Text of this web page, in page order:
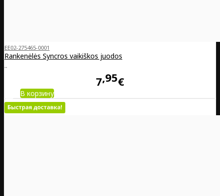
EE02-275465-0001
Rankenėlės Syncros vaikiškos juodos
..
7 95€
В корзину